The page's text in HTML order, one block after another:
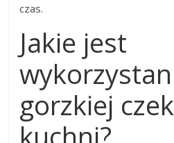
czas.
Jakie jest
gorzkiej